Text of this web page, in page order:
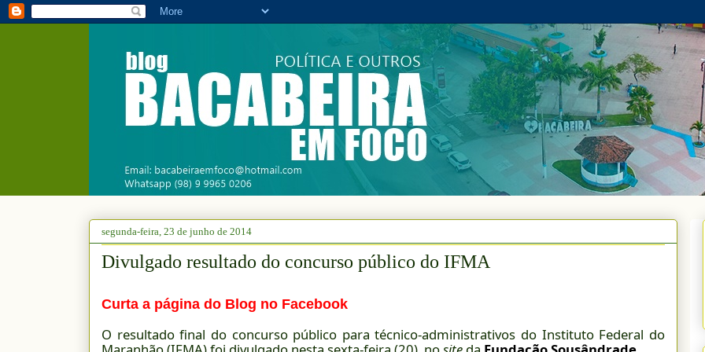
segunda-feira, 23 de junho de 2014
Divulgado resultado do concurso público do IFMA
Curta a página do Blog no Facebook
O resultado final do concurso público para técnico-administrativos do Instituto Federal do